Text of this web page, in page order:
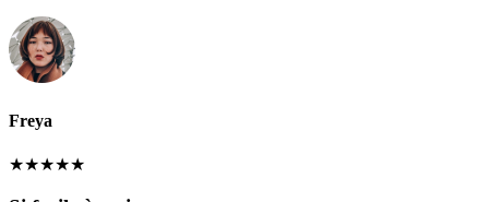
Freya
★★★★★